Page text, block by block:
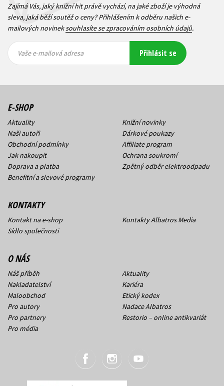
Zajímá Vás, jaký knižní hit právě vychází, na jaké zboží je výhodná
sleva, jaká běží soutěž o ceny? Přihlášením k odběru našich e-
mailových novineksouhlasíte se zpracováním osobních údajů.
mailová
mailová
Vaše e-mailová adresa Přihlásit se
E-SHOP
Aktuality
Naši autoři
Obchodní podmínky
Jak nakoupit
Doprava a platba
Benefitní a slevové programy
Knižní novinky
Dárkové poukazy
Affiliate program
Ochrana soukromí
Zpětný odběr elektroodpadu
KONTAKTY
Kontakt na e-shop
Sídlo společnosti
Kontakty Albatros Media
O NÁS
Náš příběh
Nakladatelství
Maloobchod
Pro autory
Pro partnery
Pro média
Aktuality
Kariéra
Etický kodex
Nadace Albatros
Restorio – online antikvariát